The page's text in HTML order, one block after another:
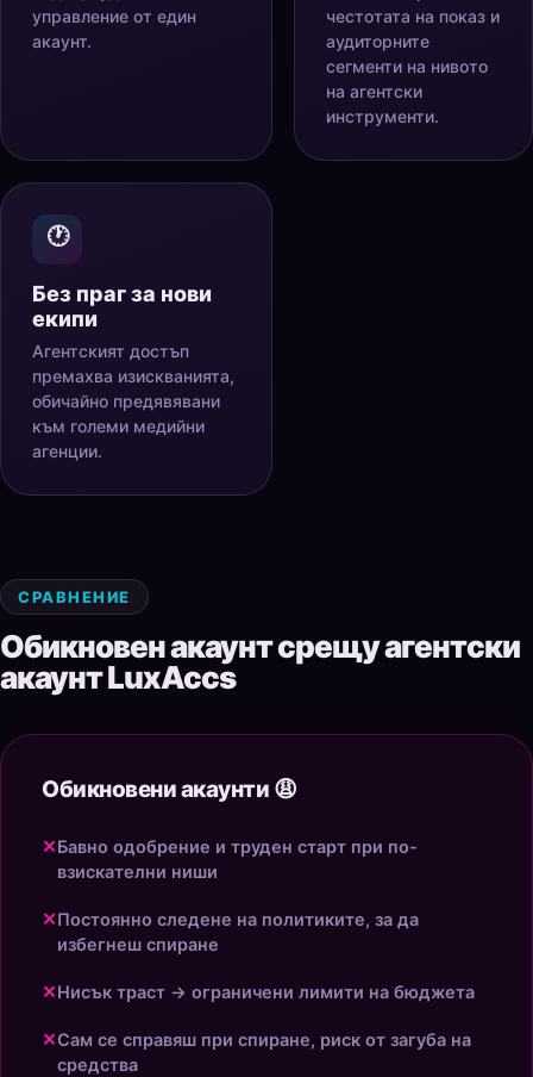
управление от един
акаунт.
честотата на показ и
аудиторните
сегменти на нивото
на агентски
инструменти.
🕐
Без праг за нови
екипи
Агентският достъп
премахва изискванията,
обичайно предявявани
към големи медийни
агенции.
СРАВНЕНИЕ
Обикновен акаунт срещу агентски
акаунт LuxAccs
Обикновени акаунти 😩
✕Бавно одобрение и труден старт при по-
взискателни ниши
✕Постоянно следене на политиките, за да
избегнеш спиране
✕Нисък траст → ограничени лимити на бюджета
✕Сам се справяш при спиране, риск от загуба на
средства